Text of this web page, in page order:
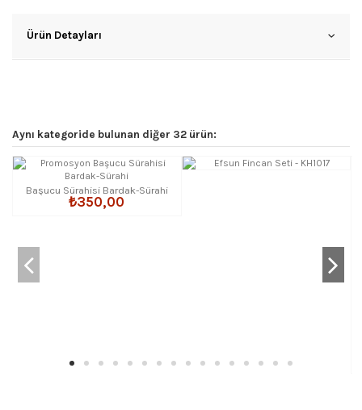
Ürün Detayları
Aynı kategoride bulunan diğer 32 ürün:
Başucu Sürahisi Bardak-Sürahi
₺350,00